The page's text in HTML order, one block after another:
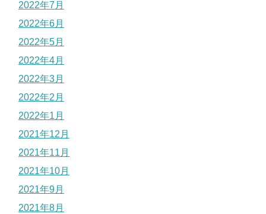
2022年7月
2022年6月
2022年5月
2022年4月
2022年3月
2022年2月
2022年1月
2021年12月
2021年11月
2021年10月
2021年9月
2021年8月